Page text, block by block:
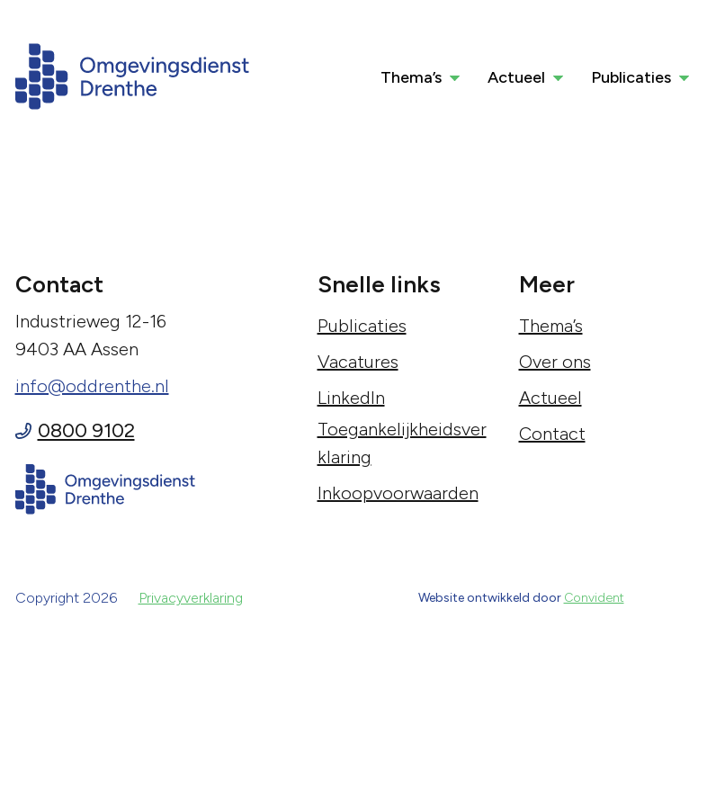
Thema’s Actueel Publicaties
Contact
Industrieweg 12-16
9403 AA Assen
info@oddrenthe.nl
0800 9102
Snelle links
Publicaties
Vacatures
LinkedIn
Toegankelijkheidsver
klaring
Inkoopvoorwaarden
Meer
Thema’s
Over ons
Actueel
Contact
Copyright 2026 Privacyverklaring Website ontwikkeld door Convident